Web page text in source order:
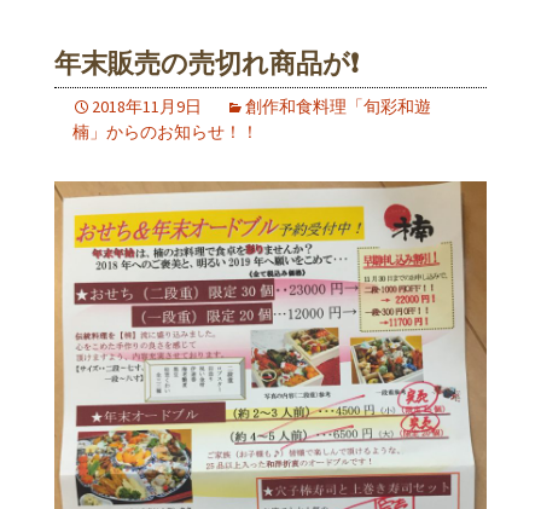
年末販売の売切れ商品が❗️
2018年11月9日
創作和食料理「旬彩和遊
楠」からのお知らせ！！